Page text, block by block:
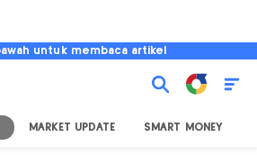
untuk membaca artikel
MARKET UPDATE SMART MONEY